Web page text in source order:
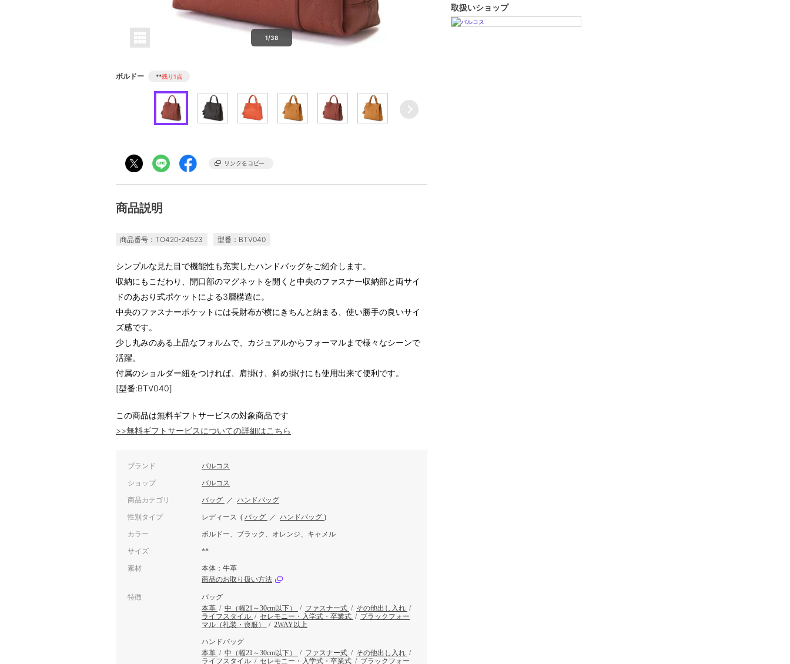
1/38
ボルドー **残り1点
商品説明
商品番号：TO420-24523 型番：BTV040
シンプルな見た目で機能性も充実したハンドバッグをご紹介します。
収納にもこだわり、開口部のマグネットを開くと中央のファスナー収納部と両サイ
ドのあおり式ポケットによる3層構造に。
中央のファスナーポケットには長財布が横にきちんと納まる、使い勝手の良いサイ
ズ感です。
少し丸みのある上品なフォルムで、カジュアルからフォーマルまで様々なシーンで
活躍。
付属のショルダー紐をつければ、肩掛け、斜め掛けにも使用出来て便利です。
[型番:BTV040]
この商品は無料ギフトサービスの対象商品です
>>無料ギフトサービスについての詳細はこちら
ブランド バルコス
ショップ バルコス
商品カテゴリ バッグ ／ ハンドバッグ
性別タイプ レディース ( バッグ ／ ハンドバッグ )
カラー ボルドー、ブラック、オレンジ、キャメル
サイズ **
素材
本体：牛革
商品のお取り扱い方法
特徴
バッグ
本革 / 中（幅21～30cm以下） / ファスナー式 / その他出し入れ /
ライフスタイル / セレモニー・入学式・卒業式 / ブラックフォー
マル（礼装・喪服）
/ 2WAY以上
ハンドバッグ
本革 / 中（幅21～30cm以下） / ファスナー式 / その他出し入れ /
ライフスタイル / セレモニー・入学式・卒業式 / ブラックフォー
取扱いショップ